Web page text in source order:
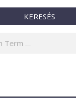
KERESÉS